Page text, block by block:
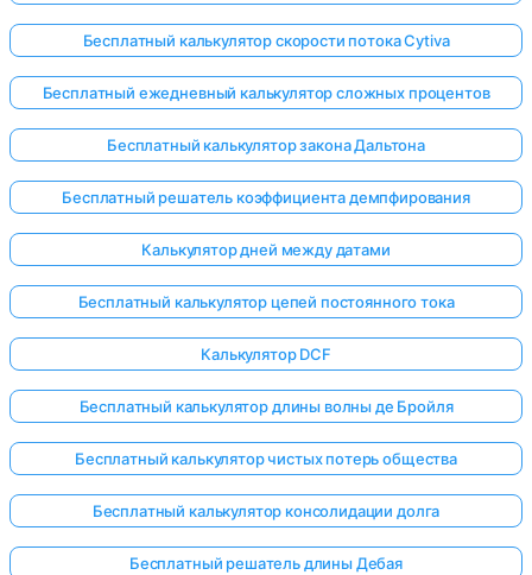
Бесплатный калькулятор скорости потока Cytiva
Бесплатный ежедневный калькулятор сложных процентов
Бесплатный калькулятор закона Дальтона
Бесплатный решатель коэффициента демпфирования
Калькулятор дней между датами
Бесплатный калькулятор цепей постоянного тока
Калькулятор DCF
Бесплатный калькулятор длины волны де Бройля
Бесплатный калькулятор чистых потерь общества
Бесплатный калькулятор консолидации долга
Бесплатный решатель длины Дебая